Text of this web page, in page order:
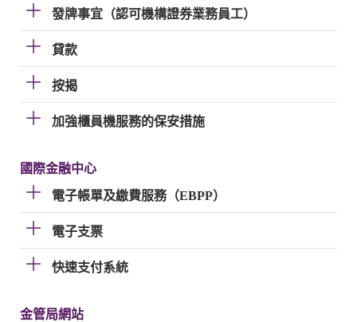
發牌事宜（認可機構證券業務員工）
貸款
按揭
加強櫃員機服務的保安措施
國際金融中心
電子帳單及繳費服務（EBPP）
電子支票
快速支付系統
金管局網站